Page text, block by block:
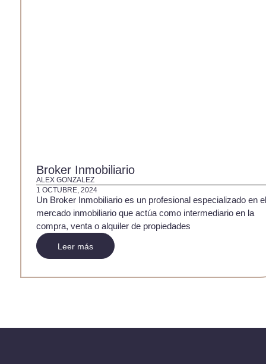
Broker Inmobiliario
ALEX GONZALEZ
1 OCTUBRE, 2024
Un Broker Inmobiliario es un profesional especializado en
mercado inmobiliario que actúa como intermediario en la
compra, venta o alquiler de propiedades
Leer más